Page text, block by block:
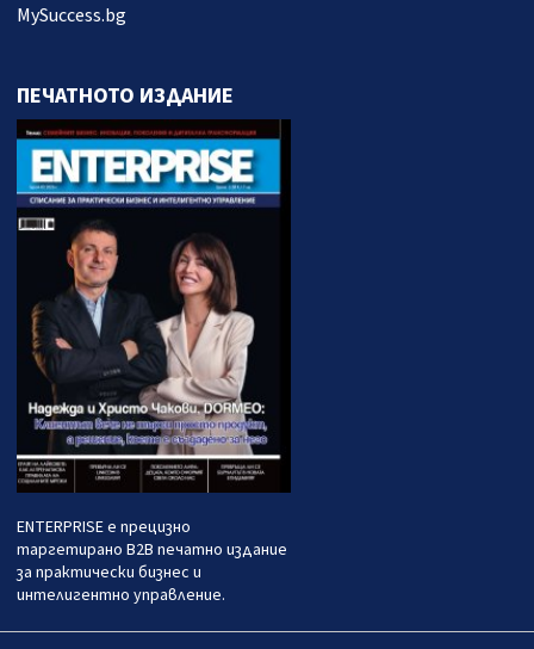
MySuccess.bg
ПЕЧАТНОТО ИЗДАНИЕ
ENTERPRISE е прецизно
таргетирано B2B печатно издание
за практически бизнес и
интелигентно управление.